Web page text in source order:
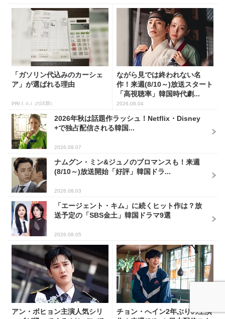
「ガソリン代込みのカーシェ
ア」が選ばれる理由
PR(くらしの話題)
ながら見では終われない名
作！来週(8/10～)放送スタート
「高視聴率」韓国時代劇...
2026.08.04
2026年秋は話題作ラッシュ！Netflix・Disney
+で独占配信される韓国...
2026.08.07
ナムグン・ミン&ジュノのブロマンスも！来週
(8/10～)放送開始「好評」韓国ドラ...
2026.08.03
「エージェント・キム」に続くヒット作は？放
送予定の「SBS金土」韓国ドラマ9選
2026.08.05
アン・ボヒョン主演人気シリ
チョン・へイン2年ぶりの主演